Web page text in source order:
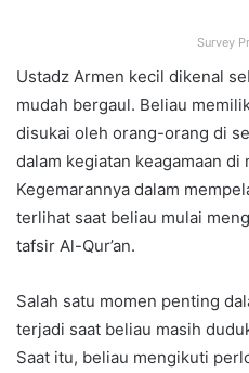
Survey
Ustadz Armen kecil dikenal
mudah bergaul. Beliau
disukai oleh orang-orang di
dalam kegiatan keagamaan di
Kegemarannya dalam
terlihat saat beliau mulai
tafsir Al-Qur’an.
Salah satu momen penting
terjadi saat beliau masih
Saat itu, beliau mengikuti